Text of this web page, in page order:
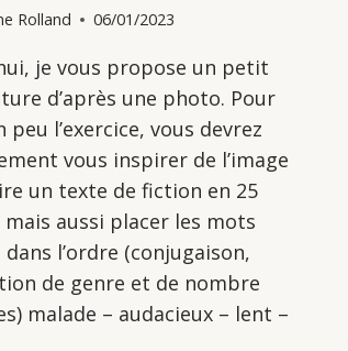
Rolland 06/01/2023
je vous propose un petit
d’après une photo. Pour
peu l’exercice, vous devrez
vous inspirer de l’image
un texte de fiction en 25
aussi placer les mots
l’ordre (conjugaison,
de genre et de nombre
malade – audacieux – lent –